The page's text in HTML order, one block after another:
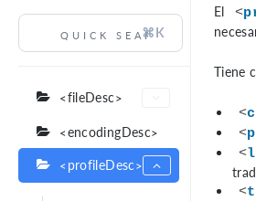
⌘K
<fileDesc>
<encodingDesc>
<profileDesc>
El <
Tiene
<
<
<
<